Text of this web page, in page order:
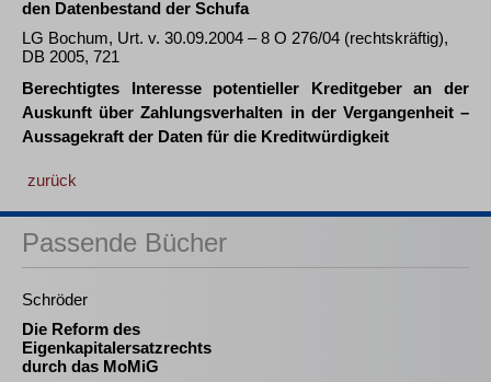
den Datenbestand der Schufa
LG Bochum, Urt. v. 30.09.2004 – 8 O 276/04 (rechtskräftig),
DB 2005, 721
Berechtigtes Interesse potentieller Kreditgeber an der
Auskunft über Zahlungsverhalten in der Vergangenheit –
Aussagekraft der Daten für die Kreditwürdigkeit
zurück
Passende Bücher
Schröder
Die Reform des
Eigenkapitalersatzrechts
durch das MoMiG